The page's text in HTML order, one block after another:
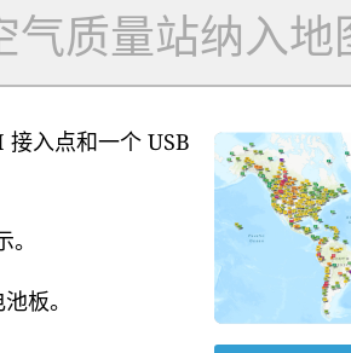
质量站纳入地
入点和一个 USB
板。